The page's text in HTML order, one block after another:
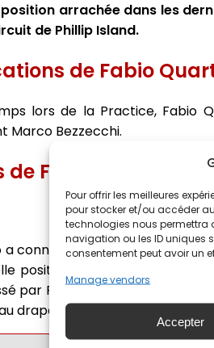
Pour offrir les meilleures
pour stocker et/ou accéder
technologies nous permettra
navigation ou les ID uniques
consentement peut avoir un
Manage vendors
Accepter
arrachée dans les
de Phillip Island.
de Fabio
lors de la Practice, Fabio
Marco Bezzecchi.
de Fabio
connu un départ difficile, le
position dans le virage 1
par Fabio Di Giannantonio à
drapeau à damier.